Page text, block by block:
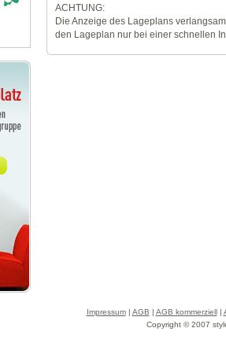
ACHTUNG:
Die Anzeige des Lageplans
den Lageplan nur bei einer schnellen
Impressum| AGB | AGB kommerziell|
Copyright © 2007